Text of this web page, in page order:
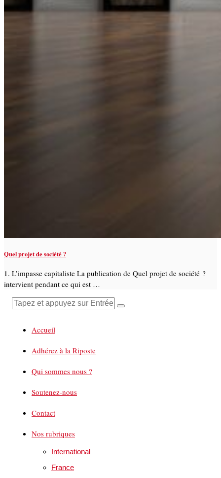
Quel projet de société ?
1. L’impasse capitaliste La publication de Quel projet de société ?
intervient pendant ce qui est …
Accueil
Adhérez à la Riposte
Qui sommes nous ?
Soutenez-nous
Contact
Nos rubriques
International
France